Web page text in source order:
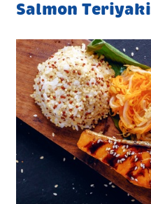
Salmon Teriyaki